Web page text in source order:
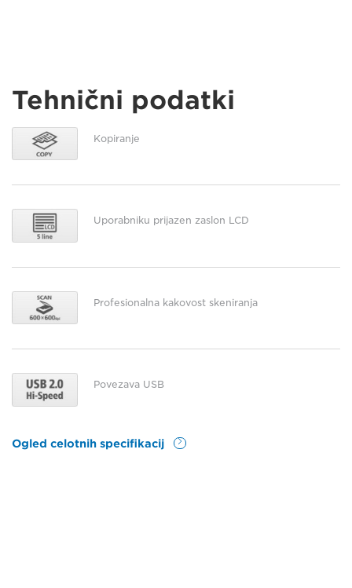
Tehnični podatki
Kopiranje
Uporabniku prijazen zaslon LCD
Profesionalna kakovost skeniranja
Povezava USB
Ogled celotnih specifikacij